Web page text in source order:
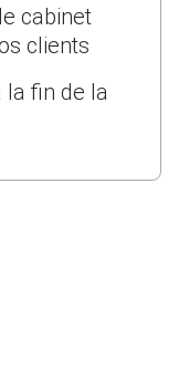
cabinet
clients
la fin de la